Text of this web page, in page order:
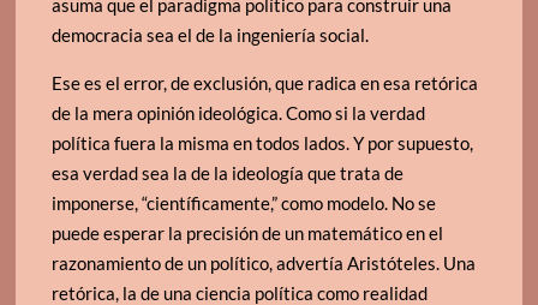
asuma que el paradigma político para construir una
democracia sea el de la ingeniería social.
Ese es el error, de exclusión, que radica en esa retórica
de la mera opinión ideológica. Como si la verdad
política fuera la misma en todos lados. Y por supuesto,
esa verdad sea la de la ideología que trata de
imponerse, “científicamente,” como modelo. No se
puede esperar la precisión de un matemático en el
razonamiento de un político, advertía Aristóteles. Una
retórica, la de una ciencia política como realidad